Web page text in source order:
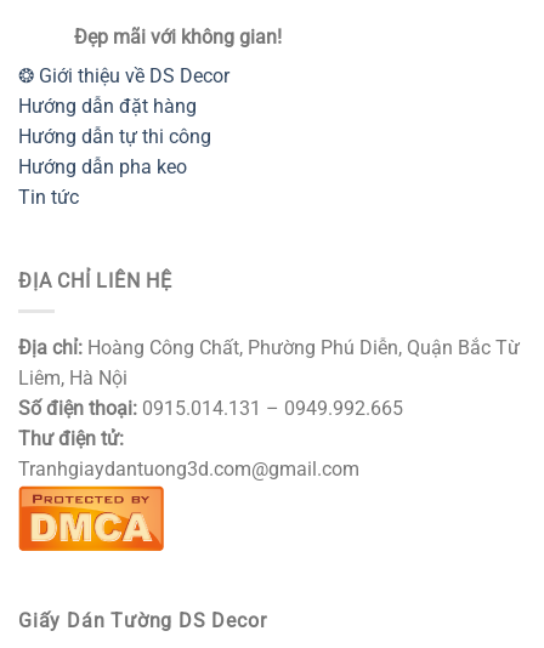
Đẹp mãi với không gian!
❂ Giới thiệu về DS Decor
Hướng dẫn đặt hàng
Hướng dẫn tự thi công
Hướng dẫn pha keo
Tin tức
ĐỊA CHỈ LIÊN HỆ
Địa chỉ: Hoàng Công Chất, Phường Phú Diễn, Quận Bắc Từ
Liêm, Hà Nội
Số điện thoại: 0915.014.131 – 0949.992.665
Thư điện tử:
Tranhgiaydantuong3d.com@gmail.com
Giấy Dán Tường DS Decor